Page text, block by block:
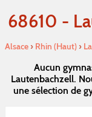
68610 -
Alsace› Rhin (Haut)›
Aucun
Lautenbachzell.
une sélection de